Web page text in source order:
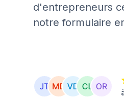
d'entrepreneurs
notre formulaire